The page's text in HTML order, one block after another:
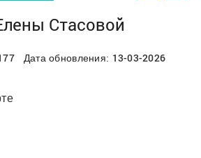
Стасовой
Дата обновления: 13-03-2026